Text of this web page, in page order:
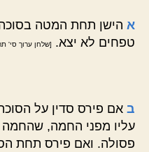
א הישן תחת המטה
טפחים לא יצא.
[שלחן ערוך סי'
ב אם פירס סדין על
עליו מפני החמה, שהחמה
פסולה. ואם פירס תחת